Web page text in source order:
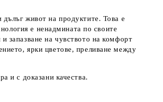
живот на продуктите. Това е
е ненадмината по своите
запазване на чувството на комфорт
ярки цветове, преливане между
и с доказани качества.